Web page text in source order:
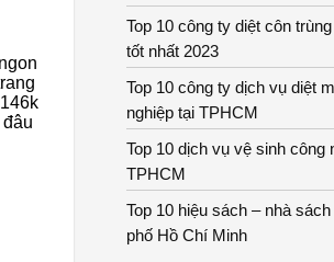
Top 10 công ty diệt côn
tốt nhất 2023
Top 10 công ty dịch vụ diệt
nghiệp tại TPHCM
Top 10 dịch vụ vệ sinh công
TPHCM
Top 10 hiệu sách – nhà
phố Hồ Chí Minh